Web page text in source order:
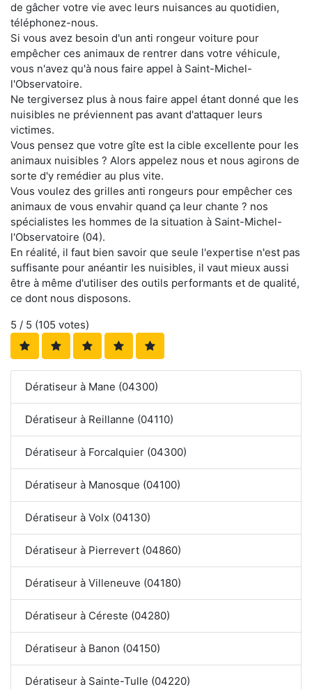
de gâcher votre vie avec leurs nuisances au quotidien,
téléphonez-nous.
Si vous avez besoin d'un anti rongeur voiture pour
empêcher ces animaux de rentrer dans votre véhicule,
vous n'avez qu'à nous faire appel à Saint-Michel-
l'Observatoire.
Ne tergiversez plus à nous faire appel étant donné que les
nuisibles ne préviennent pas avant d'attaquer leurs
victimes.
Vous pensez que votre gîte est la cible excellente pour les
animaux nuisibles ? Alors appelez nous et nous agirons de
sorte d'y remédier au plus vite.
Vous voulez des grilles anti rongeurs pour empêcher ces
animaux de vous envahir quand ça leur chante ? nos
spécialistes les hommes de la situation à Saint-Michel-
l'Observatoire (04).
En réalité, il faut bien savoir que seule l'expertise n'est pas
suffisante pour anéantir les nuisibles, il vaut mieux aussi
être à même d'utiliser des outils performants et de qualité,
ce dont nous disposons.
5 / 5 (105 votes)
Dératiseur à Mane (04300)
Dératiseur à Reillanne (04110)
Dératiseur à Forcalquier (04300)
Dératiseur à Manosque (04100)
Dératiseur à Volx (04130)
Dératiseur à Pierrevert (04860)
Dératiseur à Villeneuve (04180)
Dératiseur à Céreste (04280)
Dératiseur à Banon (04150)
Dératiseur à Sainte-Tulle (04220)